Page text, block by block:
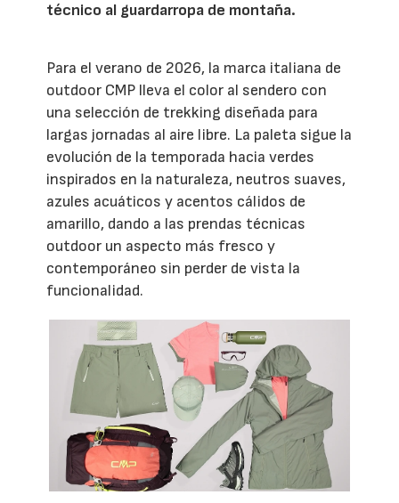
técnico al guardarropa de montaña.
Para el verano de 2026, la marca italiana de
outdoor CMP lleva el color al sendero con
una selección de trekking diseñada para
largas jornadas al aire libre. La paleta sigue la
evolución de la temporada hacia verdes
inspirados en la naturaleza, neutros suaves,
azules acuáticos y acentos cálidos de
amarillo, dando a las prendas técnicas
outdoor un aspecto más fresco y
contemporáneo sin perder de vista la
funcionalidad.